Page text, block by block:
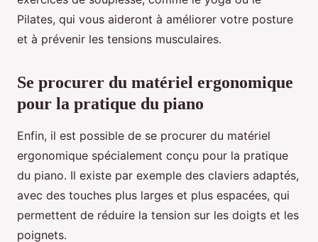
Pilates, qui vous aideront à améliorer votre posture
et à prévenir les tensions musculaires.
Se procurer du matériel ergonomique
pour la pratique du piano
Enfin, il est possible de se procurer du matériel
ergonomique spécialement conçu pour la pratique
du piano. Il existe par exemple des claviers adaptés,
avec des touches plus larges et plus espacées, qui
permettent de réduire la tension sur les doigts et les
poignets.